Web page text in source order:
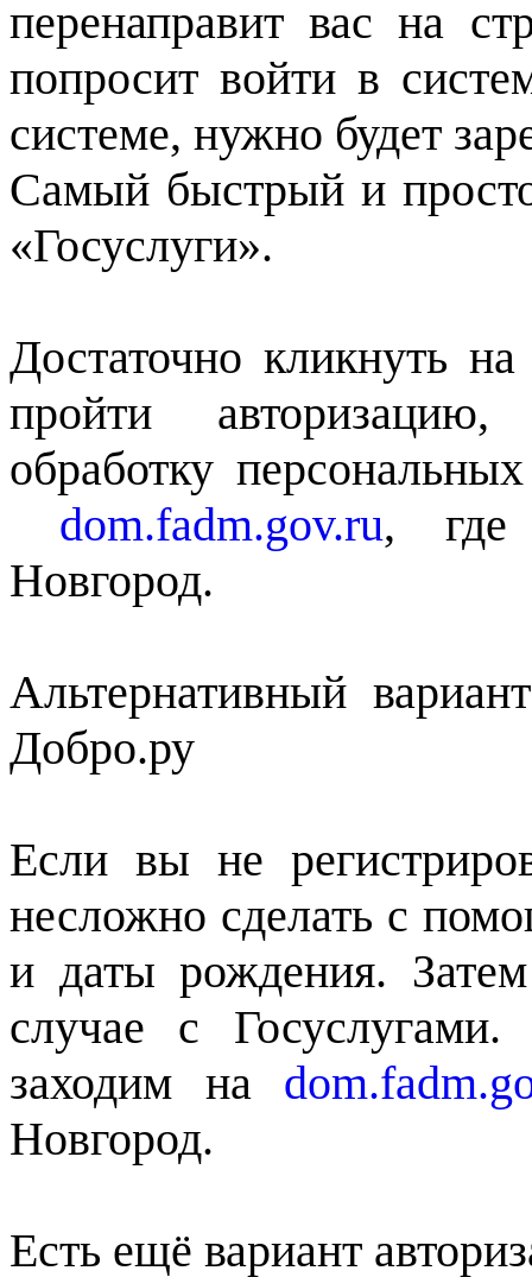
перенаправит вас на
попросит войти в
системе, нужно будет
Самый быстрый и
«Госуслуги».
Достаточно кликнуть
пройти
обработку
dom.fadm.gov.ru, где
Новгород.
Альтернативный
Добро.ру
Если вы не
несложно сделать с
и даты рождения.
случае с
заходим на
Новгород.
Есть ещё вариант